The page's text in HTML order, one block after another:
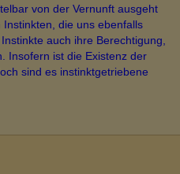
von der Vernunft ausgeht
die uns ebenfalls
auch ihre Berechtigung,
Insofern ist die Existenz der
sind es instinktgetriebene